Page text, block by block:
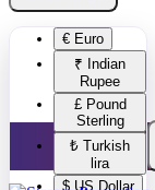
€ Euro
₹ Indian
Rupee
£ Pound
Sterling
₺ Turkish
lira
$ US Dollar